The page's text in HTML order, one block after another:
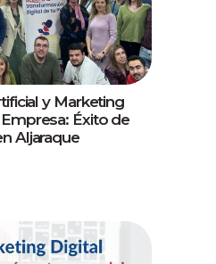
y Marketing
Éxito de
Aljaraque